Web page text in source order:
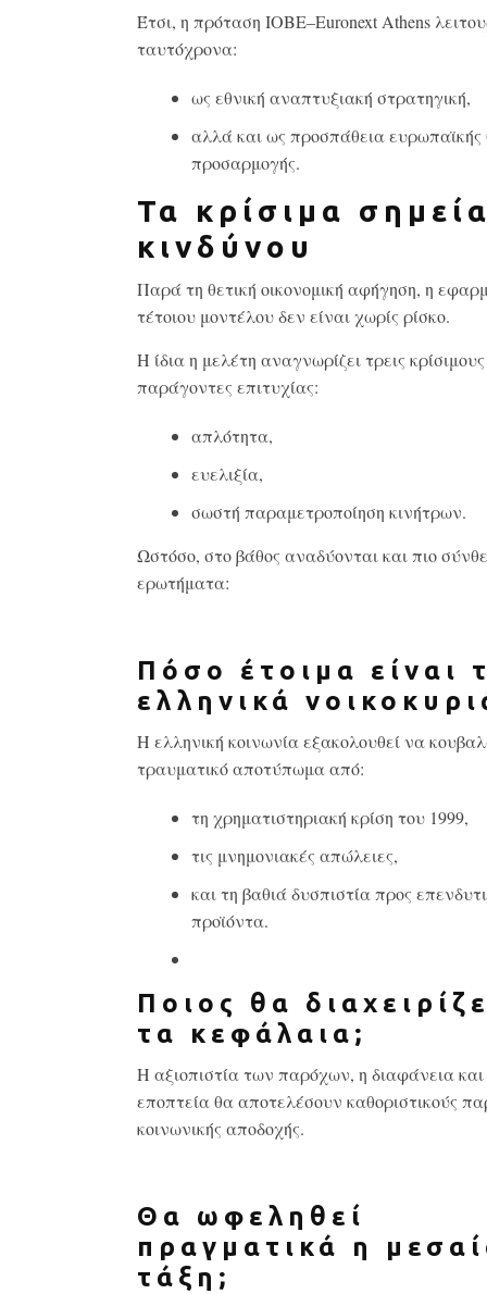
Έτσι, η πρόταση ΙΟΒΕ–Euronext Athens
ταυτόχρονα:
ως εθνική αναπτυξιακή στρατηγική,
αλλά και ως προσπάθεια ευρωπαϊκής
προσαρμογής.
Τα κρίσιμα
κινδύνου
Παρά τη θετική οικονομική αφήγηση, η
τέτοιου μοντέλου δεν είναι χωρίς ρίσκο.
Η ίδια η μελέτη αναγνωρίζει τρεις κρίσιμους
παράγοντες επιτυχίας:
απλότητα,
ευελιξία,
σωστή παραμετροποίηση κινήτρων.
Ωστόσο, στο βάθος αναδύονται και πιο
ερωτήματα:
Πόσο έτοιμα είναι
ελληνικά
Η ελληνική κοινωνία εξακολουθεί να
τραυματικό αποτύπωμα από:
τη χρηματιστηριακή κρίση του 1999,
τις μνημονιακές απώλειες,
και τη βαθιά δυσπιστία προς
προϊόντα.
Ποιος θα
τα κεφάλαια;
Η αξιοπιστία των παρόχων, η διαφάνεια και
εποπτεία θα αποτελέσουν καθοριστικούς
κοινωνικής αποδοχής.
Θα ωφεληθεί
πραγματικά η
τάξη;